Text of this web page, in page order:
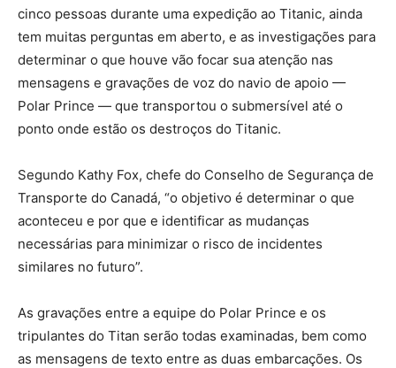
cinco pessoas durante uma expedição ao Titanic, ainda
tem muitas perguntas em aberto, e as investigações para
determinar o que houve vão focar sua atenção nas
mensagens e gravações de voz do navio de apoio —
Polar Prince — que transportou o submersível até o
ponto onde estão os destroços do Titanic.
Segundo Kathy Fox, chefe do Conselho de Segurança de
Transporte do Canadá, “o objetivo é determinar o que
aconteceu e por que e identificar as mudanças
necessárias para minimizar o risco de incidentes
similares no futuro”.
As gravações entre a equipe do Polar Prince e os
tripulantes do Titan serão todas examinadas, bem como
as mensagens de texto entre as duas embarcações. Os